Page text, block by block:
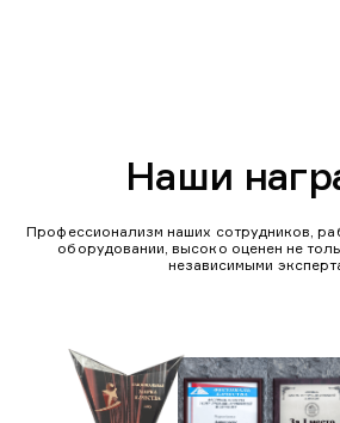
Наши
Профессионализм наших сотрудников,
оборудовании, высоко оценен не
независимыми